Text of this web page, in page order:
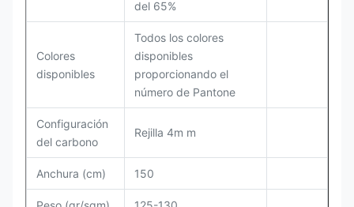
del 65%
Colores
disponibles
Todos los colores
disponibles
proporcionando el
número de Pantone
Configuración
del carbono
Rejilla 4m m
Anchura (cm) 150